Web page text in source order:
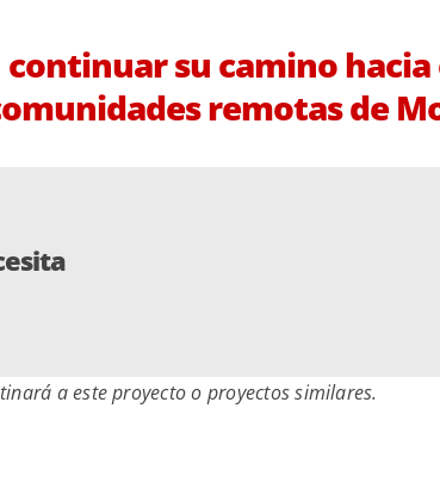
su camino
remotas de
a este proyecto o proyectos similares.